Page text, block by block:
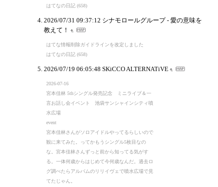
はてなの日記 (658)
2026/07/31 09:37:12 シナモロールグループ - 愛の意味を
教えて！
はてな情報削除ガイドラインを改定しました
はてなの日記 (658)
2026/07/19 06:05:48 SKiCCO ALTERNATiVE
2026-07-16
宮本佳林 5thシングル発売記念 ミニライブ＆一
言お話し会イベント 池袋サンシャインシティ噴
水広場
event
宮本佳林さんがソロアイドルやってるらしいので
観に来てみた。ってかもうシングル5枚目なの
な。宮本佳林さんずっと前から知ってる気がす
る。一体何歳からはじめて今何歳なんだ。過去ロ
グ調べたらアルバムのリリイヴェで噴水広場で見
てたじゃん。